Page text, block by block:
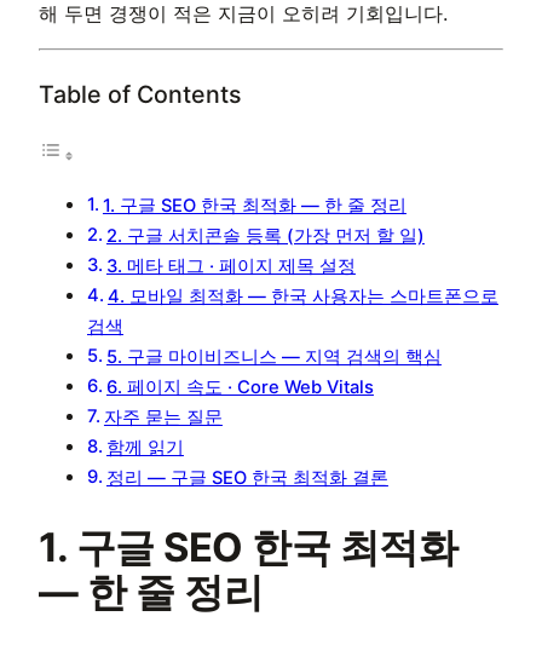
해 두면 경쟁이 적은 지금이 오히려 기회입니다.
Table of Contents
1. 구글 SEO 한국 최적화 — 한 줄 정리
2. 구글 서치콘솔 등록 (가장 먼저 할 일)
3. 메타 태그 · 페이지 제목 설정
4. 모바일 최적화 — 한국 사용자는 스마트폰으로
검색
5. 구글 마이비즈니스 — 지역 검색의 핵심
6. 페이지 속도 · Core Web Vitals
자주 묻는 질문
함께 읽기
정리 — 구글 SEO 한국 최적화 결론
1. 구글 SEO 한국 최적화
— 한 줄 정리